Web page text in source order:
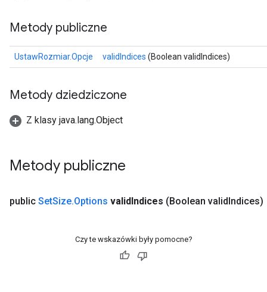
Metody publiczne
UstawRozmiar.Opcje validIndices (Boolean validIndices)
Metody dziedziczone
Z klasy java.lang.Object
Metody publiczne
public SetSize.Options validIndices (Boolean validIndices)
Czy te wskazówki były pomocne?